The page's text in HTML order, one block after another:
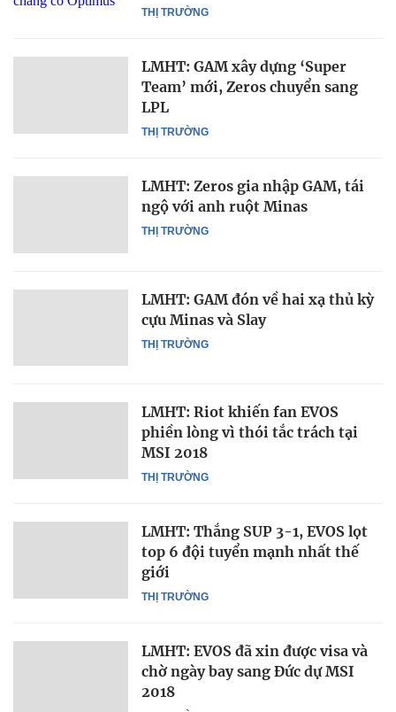
THỊ TRƯỜNG
THỊ TRƯỜNG
LMHT: GAM xây dựng ‘Super
Team’ mới, Zeros chuyển sang
LPL
THỊ TRƯỜNG
LMHT: Zeros gia nhập GAM, tái
ngộ với anh ruột Minas
THỊ TRƯỜNG
LMHT: GAM đón về hai xạ thủ kỳ
cựu Minas và Slay
THỊ TRƯỜNG
LMHT: Riot khiến fan EVOS
phiền lòng vì thói tắc trách tại
MSI 2018
THỊ TRƯỜNG
LMHT: Thắng SUP 3-1, EVOS lọt
top 6 đội tuyển mạnh nhất thế
giới
LMHT: EVOS đã xin được visa và
chờ ngày bay sang Đức dự MSI
2018